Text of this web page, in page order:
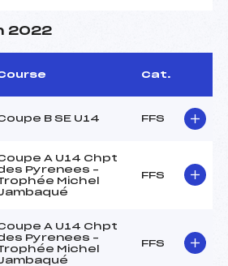
2022
Cat.
B SE U14 FFS
A U14 Chpt
Pyrenees –
Michel
FFS
A U14 Chpt
Pyrenees –
Michel
FFS